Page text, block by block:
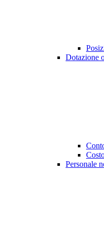
Dotazione
Personale